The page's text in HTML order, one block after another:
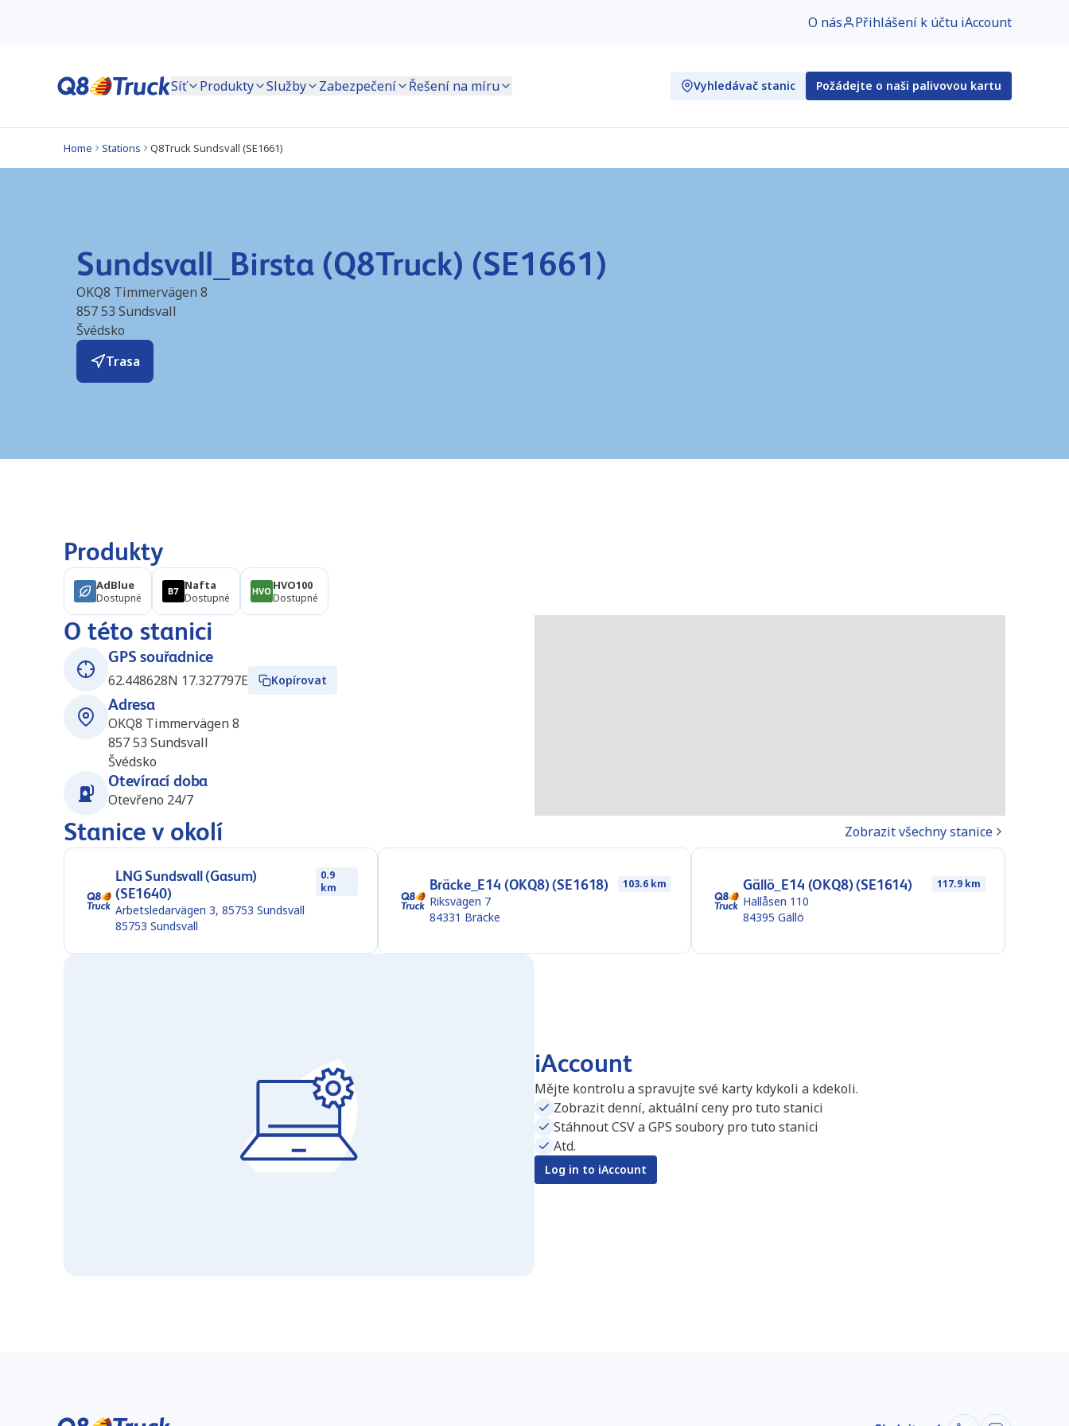
O nás Přihlášení k účtu iAccount
Síť Produkty Služby Zabezpečení Řešení na míru Vyhledávač stanic Požádejte o naši palivovou kartu
Home Stations Q8Truck Sundsvall (SE1661)
Sundsvall_Birsta (Q8Truck) (SE1661)
OKQ8 Timmervägen 8
857 53 Sundsvall
Švédsko
Trasa
Produkty
AdBlue
Dostupné
Nafta
Dostupné
HVO100
Dostupné
O této stanici
GPS souřadnice
62.448628N 17.327797E
Kopírovat
Adresa
OKQ8 Timmervägen 8
857 53 Sundsvall
Švédsko
Otevírací doba
Otevřeno 24/7
Stanice v okolí Zobrazit všechny stanice
LNG Sundsvall (Gasum)
(SE1640)
0.9
km
Arbetsledarvägen 3, 85753 Sundsvall
85753 Sundsvall
Bräcke_E14 (OKQ8) (SE1618) 103.6 km
Riksvägen 7
84331 Bräcke
Gällö_E14 (OKQ8) (SE1614) 117.9 km
Hallåsen 110
84395 Gällö
iAccount
Mějte kontrolu a spravujte své karty kdykoli a kdekoli.
Zobrazit denní, aktuální ceny pro tuto stanici
Stáhnout CSV a GPS soubory pro tuto stanici
Atd.
Log in to iAccount